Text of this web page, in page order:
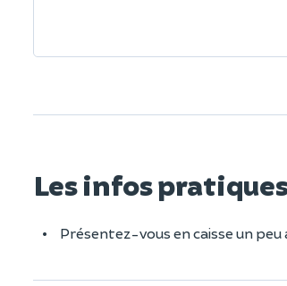
Les infos
Présentez-vous en caisse un